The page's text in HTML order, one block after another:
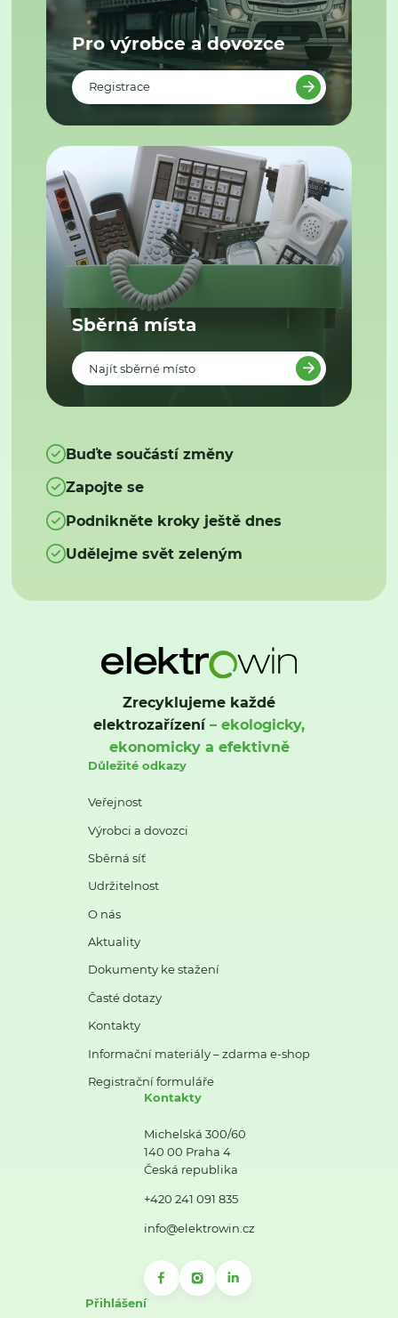
Pro výrobce a dovozce
Registrace
Sběrná místa
Najít sběrné místo
Buďte součástí změny
Zapojte se
Podnikněte kroky ještě dnes
Udělejme svět zeleným
Zrecyklujeme každé
elektrozařízení– ekologicky,
ekonomicky a efektivně
Důležité odkazy
Veřejnost
Výrobci a dovozci
Sběrná síť
Udržitelnost
O nás
Aktuality
Dokumenty ke stažení
Časté dotazy
Kontakty
Informační materiály – zdarma e-shop
Registrační formuláře
Kontakty
Michelská 300/60
140 00 Praha 4
Česká republika
+420 241 091 835
info@elektrowin.cz
Přihlášení